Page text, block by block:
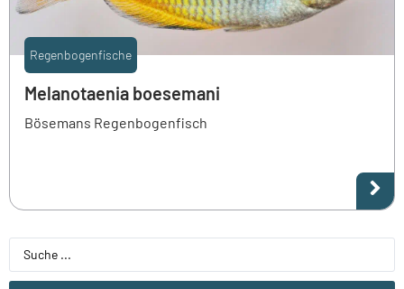
Regenbogenfische
Melanotaenia boesemani
Bösemans Regenbogenfisch